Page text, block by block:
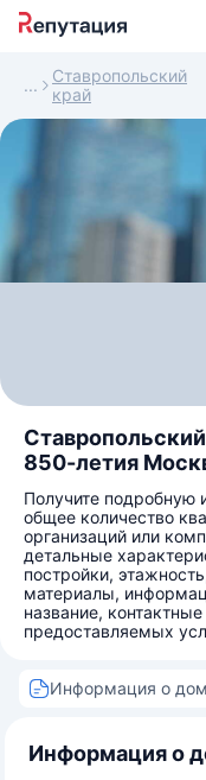
Ставропольский
край
850-летия
Получите
общее количество
организаций или
детальные
постройки,
материалы,
название,
предоставляемых
Информация о
Информация о